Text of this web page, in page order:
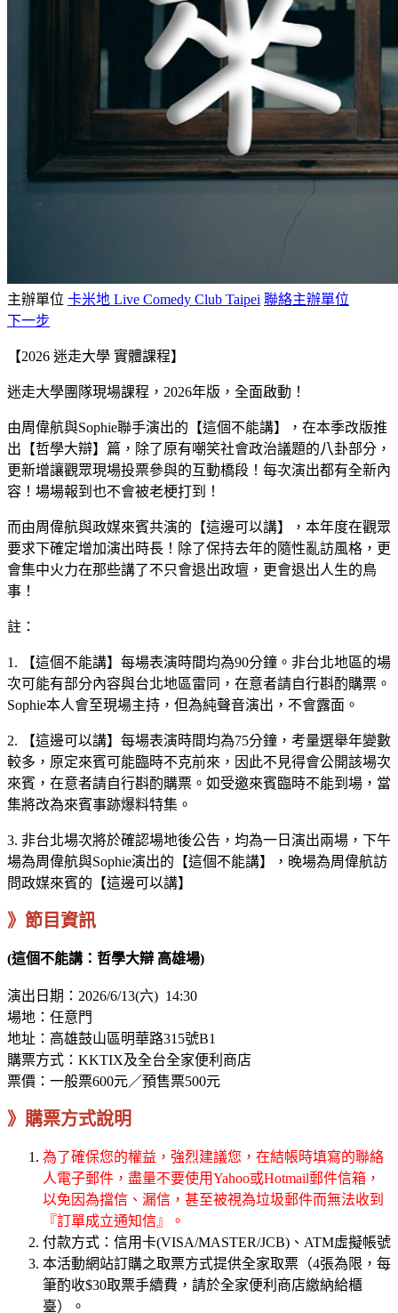
主辦單位 卡米地 Live Comedy Club Taipei 聯絡主辦單位
下一步
【2026 迷走大學 實體課程】
迷走大學團隊現場課程，2026年版，全面啟動！
由周偉航與Sophie聯手演出的【這個不能講】，在本季改版推
出【哲學大辯】篇，除了原有嘲笑社會政治議題的八卦部分，
更新增讓觀眾現場投票參與的互動橋段！每次演出都有全新內
容！場場報到也不會被老梗打到！
而由周偉航與政媒來賓共演的【這邊可以講】，本年度在觀眾
要求下確定增加演出時長！除了保持去年的隨性亂訪風格，更
會集中火力在那些講了不只會退出政壇，更會退出人生的鳥
事！
註：
1. 【這個不能講】每場表演時間均為90分鐘。非台北地區的場
次可能有部分內容與台北地區雷同，在意者請自行斟酌購票。
Sophie本人會至現場主持，但為純聲音演出，不會露面。
2. 【這邊可以講】每場表演時間均為75分鐘，考量選舉年變數
較多，原定來賓可能臨時不克前來，因此不見得會公開該場次
來賓，在意者請自行斟酌購票。如受邀來賓臨時不能到場，當
集將改為來賓事跡爆料特集。
3. 非台北場次將於確認場地後公告，均為一日演出兩場，下午
場為周偉航與Sophie演出的【這個不能講】，晚場為周偉航訪
問政媒來賓的【這邊可以講】
》節目資訊
(這個不能講：哲學大辯 高雄場)
演出日期：2026/6/13(六) 14:30
場地：任意門
地址：高雄鼓山區明華路315號B1
購票方式：KKTIX及全台全家便利商店
票價：一般票600元／預售票500元
》購票方式說明
為了確保您的權益，強烈建議您，在結帳時填寫的聯絡
人電子郵件，盡量不要使用Yahoo或Hotmail郵件信箱，
以免因為擋信、漏信，甚至被視為垃圾郵件而無法收到
『訂單成立通知信』。
付款方式：信用卡(VISA/MASTER/JCB)、ATM虛擬帳號
本活動網站訂購之取票方式提供全家取票（4張為限，每
筆酌收$30取票手續費，請於全家便利商店繳納給櫃
臺）。